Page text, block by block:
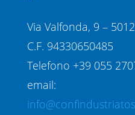
Via Valfonda, 9 –
C.F. 94330650485
Telefono +39 055
email: